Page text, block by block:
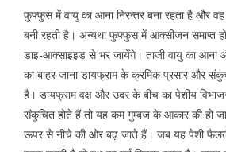
फुफ्फुस में वायु का आना निरन्तर बना रहता है और
बनी रहती है। अन्यथा फुफ्फुस में आक्सीजन समाप्त
डाइ-आक्साइइड से भर जायेंगे। ताजी वायु का आना
का बाहर जाना डायफ्राम के क्रमिक प्रसार और
है। डायफ्राम वक्ष और उदर के बीच का पेशीय
संकुचित होते हैं तो यह कम गुम्बज के आकार की हो
ऊपर से नीचे की ओर बढ़ जाते हैं। जब यह पेशी